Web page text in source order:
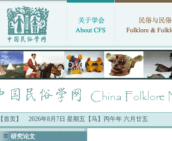
【首页】 2026年8月7日 星期五【马】丙午年 六月廿五
研究论文